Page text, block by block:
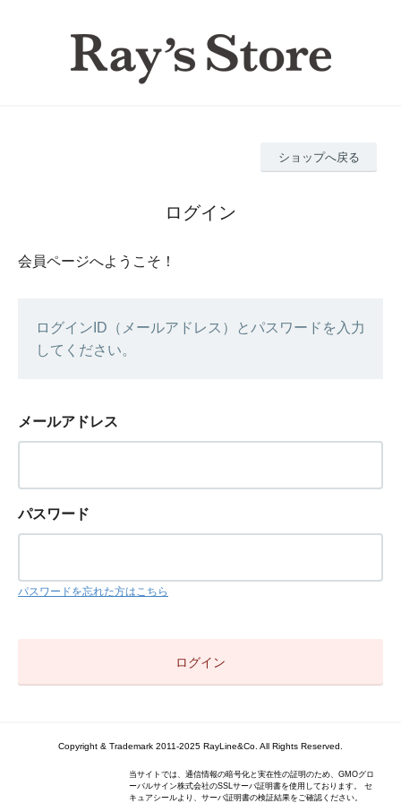
ショップへ戻る
ログイン
会員ページへようこそ！
ログインID（メールアドレス）とパスワードを入力
してください。
メールアドレス
パスワード
パスワードを忘れた方はこちら
Copyright & Trademark 2011-2025 RayLine&Co. All Rights Reserved.
当サイトでは、通信情報の暗号化と実在性の証明のため、GMOグロ
ーバルサイン株式会社のSSLサーバ証明書を使用しております。 セ
キュアシールより、サーバ証明書の検証結果をご確認ください。